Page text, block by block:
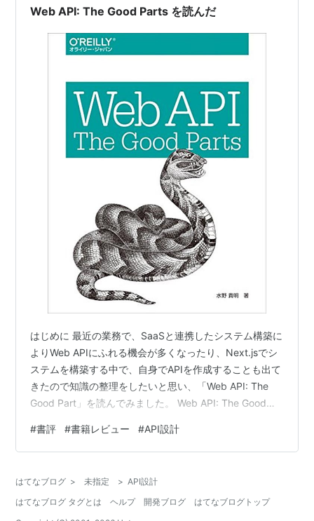
"Python" }, { "…
Web API: The Good Parts を読んだ
はじめに 最近の業務で、SaaSと連携したシステム構築に
よりWeb APIにふれる機会が多くなったり、Next.jsでシ
ステムを構築する中で、自身でAPIを作成することも出て
きたので知識の整理をしたいと思い、「Web API: The
Good Part」を読んでみました。 Web API: The Good
API設計の具体的なベストプラクティスをまとめて知るこ
とができた 本書を読むまでは、なんとなくググったり、
とまった知識がなかったように思います。 近いうちに新
しく開発チームを…
#書評 #書籍レビュー #API設計
はてなブログ > 未指定 > API設計
はてなブログ タグとは
ヘルプ 開発ブログ
はてなブログトップ